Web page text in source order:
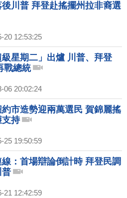
後川普 拜登赴搖擺州拉非裔選
20 12:53:25
級星期二」出爐 川普、拜登
戰總統
06 20:02:24
約市造勢迎兩萬選民 賀錦麗搖
支持
25 19:50:59
線：首場辯論倒計時 拜登民調
普
21 12:42:59